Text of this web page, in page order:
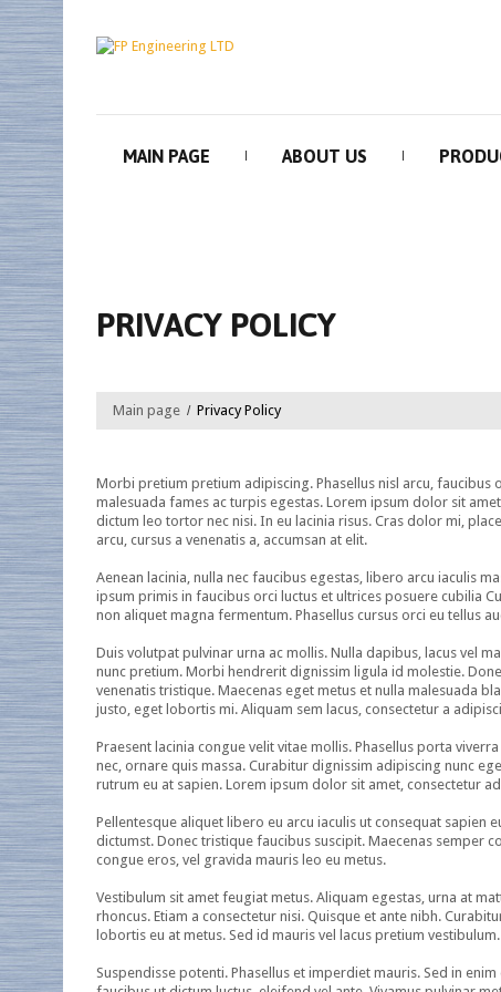
MAIN PAGE ABOUT US
PRIVACY POLICY
Main page Privacy Policy
Morbi pretium pretium adipiscing. Phasellus nisl arcu,
malesuada fames ac turpis egestas. Lorem ipsum dolor sit
dictum leo tortor nec nisi. In eu lacinia risus. Cras dolor mi,
arcu, cursus a venenatis a, accumsan at elit.
Aenean lacinia, nulla nec faucibus egestas, libero arcu iaculis
ipsum primis in faucibus orci luctus et ultrices posuere cubilia
non aliquet magna fermentum. Phasellus cursus orci eu tellus
Duis volutpat pulvinar urna ac mollis. Nulla dapibus, lacus vel
nunc pretium. Morbi hendrerit dignissim ligula id molestie.
venenatis tristique. Maecenas eget metus et nulla malesuada
justo, eget lobortis mi. Aliquam sem lacus, consectetur a
Praesent lacinia congue velit vitae mollis. Phasellus porta
nec, ornare quis massa. Curabitur dignissim adipiscing nunc
rutrum eu at sapien. Lorem ipsum dolor sit amet, consectetur
Pellentesque aliquet libero eu arcu iaculis ut consequat sapien
dictumst. Donec tristique faucibus suscipit. Maecenas semper
congue eros, vel gravida mauris leo eu metus.
Vestibulum sit amet feugiat metus. Aliquam egestas, urna at
rhoncus. Etiam a consectetur nisi. Quisque et ante nibh.
lobortis eu at metus. Sed id mauris vel lacus pretium
Suspendisse potenti. Phasellus et imperdiet mauris. Sed in